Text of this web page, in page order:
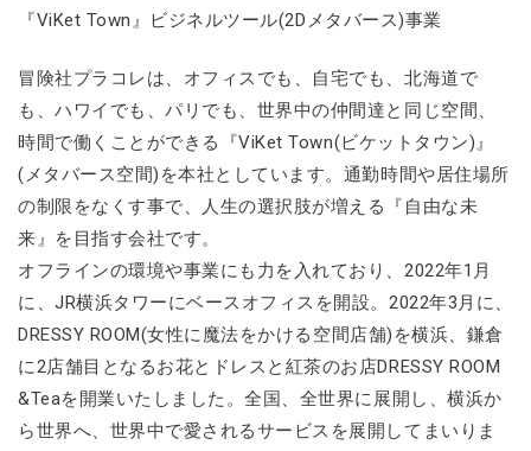
『ViKet Town』ビジネルツール(2Dメタバース)事業
冒険社プラコレは、オフィスでも、自宅でも、北海道で
も、ハワイでも、パリでも、世界中の仲間達と同じ空間、
時間で働くことができる『ViKet Town(ビケットタウン)』
(メタバース空間)を本社としています。通勤時間や居住場所
の制限をなくす事で、人生の選択肢が増える『自由な未
来』を目指す会社です。
オフラインの環境や事業にも力を入れており、2022年1月
に、JR横浜タワーにベースオフィスを開設。2022年3月に、
DRESSY ROOM(女性に魔法をかける空間店舗)を横浜、鎌倉
に2店舗目となるお花とドレスと紅茶のお店DRESSY ROOM
&Teaを開業いたしました。全国、全世界に展開し、横浜か
ら世界へ、世界中で愛されるサービスを展開してまいりま